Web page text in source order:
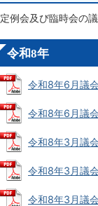
定例会及び臨時会の
令和8年
令和8年6月議
令和8年6月議
令和8年3月議
令和8年3月議
令和8年3月議